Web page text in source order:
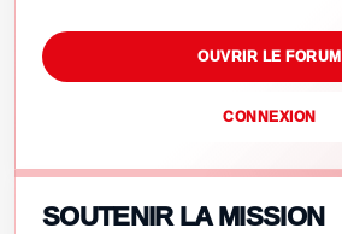
OUVRIR LE FORUM
CONNEXION
SOUTENIR LA MISSION